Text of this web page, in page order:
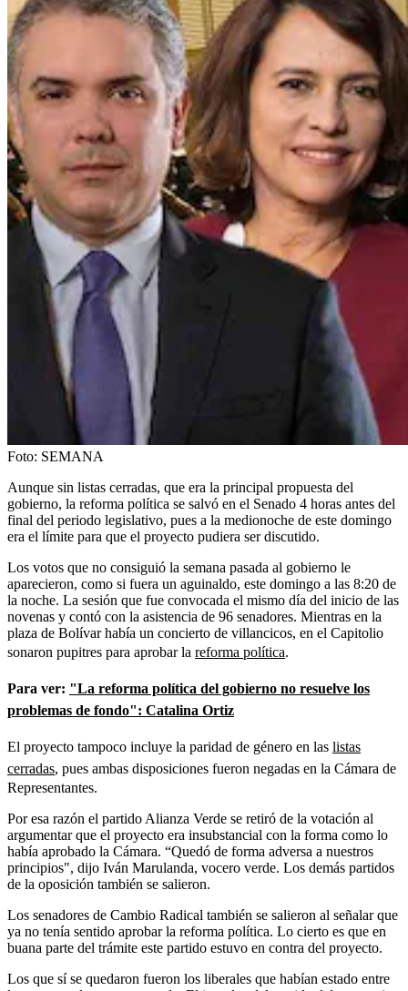
Foto: SEMANA
Aunque sin listas cerradas, que era la principal propuesta del
gobierno, la reforma política se salvó en el Senado 4 horas antes del
final del periodo legislativo, pues a la medionoche de este domingo
era el límite para que el proyecto pudiera ser discutido.
Los votos que no consiguió la semana pasada al gobierno le
aparecieron, como si fuera un aguinaldo, este domingo a las 8:20 de
la noche. La sesión que fue convocada el mismo día del inicio de las
novenas y contó con la asistencia de 96 senadores. Mientras en la
plaza de Bolívar había un concierto de villancicos, en el Capitolio
sonaron pupitres para aprobar la reforma política.
Para ver: "La reforma política del gobierno no resuelve los
problemas de fondo": Catalina Ortiz
El proyecto tampoco incluye la paridad de género en las listas
cerradas, pues ambas disposiciones fueron negadas en la Cámara de
Representantes.
Por esa razón el partido Alianza Verde se retiró de la votación al
argumentar que el proyecto era insubstancial con la forma como lo
había aprobado la Cámara. “Quedó de forma adversa a nuestros
principios", dijo Iván Marulanda, vocero verde. Los demás partidos
de la oposición también se salieron.
Los senadores de Cambio Radical también se salieron al señalar que
ya no tenía sentido aprobar la reforma política. Lo cierto es que en
buana parte del trámite este partido estuvo en contra del proyecto.
Los que sí se quedaron fueron los liberales que habían estado entre